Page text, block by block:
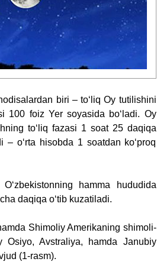
biri – to‘liq Oy tutilishini
100 foiz Yer soyasida bo‘ladi. Oy
to‘liq fazasi 1 soat 25 daqiqa
o‘rta hisobda 1 soatdan ko‘proq
hamma hududida
daqiqa o‘tib kuzatiladi.
Shimoliy Amerikaning shimoli-
Osiyo, Avstraliya, hamda Janubiy
(1-rasm).